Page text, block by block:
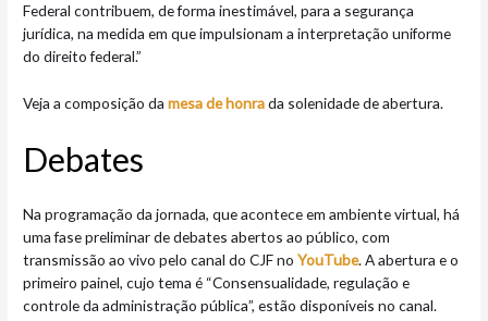
Federal contribuem, de forma inestimável, para a segurança
jurídica, na medida em que impulsionam a interpretação uniforme
do direito federal.”
Veja a composição damesa de honrada solenidade de abertura.
Deb​​​ates
Na programação da jornada, que acontece em ambiente virtual, há
uma fase preliminar de debates abertos ao público, com
transmissão ao vivo pelo canal do CJF noYouTube. A abertura e o
primeiro painel, cujo tema é “Consensualidade, regulação e
controle da administração pública”, estão disponíveis no canal.